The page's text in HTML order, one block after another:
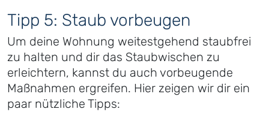
Tipp 5: Staub vorbeugen
Um deine Wohnung weitestgehend staubfrei
zu halten und dir das Staubwischen zu
erleichtern, kannst du auch vorbeugende
Maßnahmen ergreifen. Hier zeigen wir dir ein
paar nützliche Tipps: